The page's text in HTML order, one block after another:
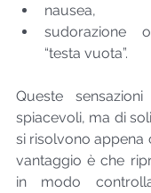
nausea,
sudorazione
“testa vuota”.
Queste
spiacevoli, ma di
si risolvono appena
vantaggio è che